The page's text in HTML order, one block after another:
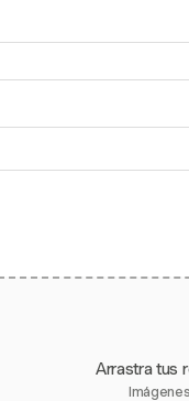
Arrastra tus